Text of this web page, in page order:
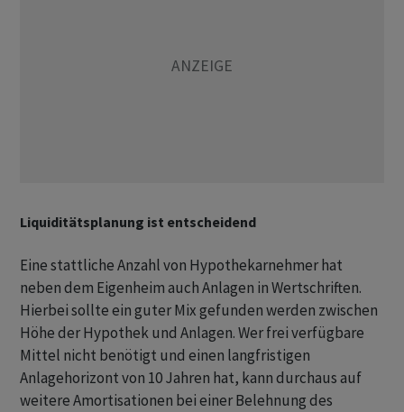
Liquiditätsplanung ist entscheidend
Eine stattliche Anzahl von Hypothekarnehmer hat
neben dem Eigenheim auch Anlagen in Wertschriften.
Hierbei sollte ein guter Mix gefunden werden zwischen
Höhe der Hypothek und Anlagen. Wer frei verfügbare
Mittel nicht benötigt und einen langfristigen
Anlagehorizont von 10 Jahren hat, kann durchaus auf
weitere Amortisationen bei einer Belehnung des